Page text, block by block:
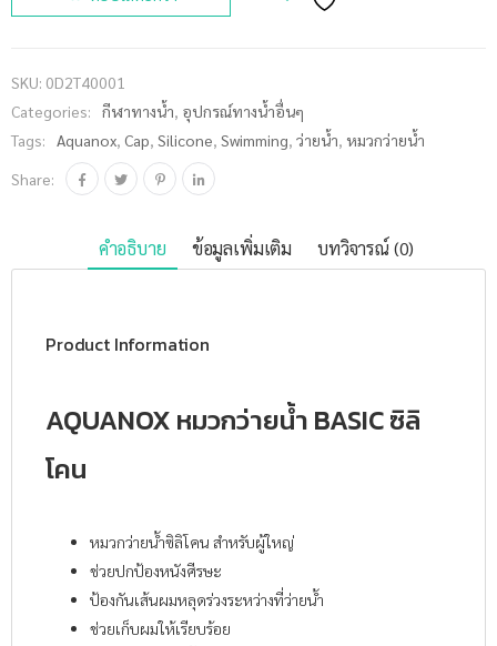
หมวกว่าย
SKU: 0D2T40001
Categories:
กีฬาทางน้ำ, อุปกรณ์ทางน้ำอื่นๆ
Tags:
Aquanox, Cap, Silicone, Swimming, ว่ายน้ำ, หมวกว่ายน้ำ
Share:
คำอธิบาย ข้อมูลเพิ่มเติม บทวิจารณ์ (0)
Product Information
AQUANOX หมวกว่ายน้ำ BASIC ซิลิ
โคน
หมวกว่ายน้ำซิลิโคน สำหรับผู้ใหญ่
ช่วยปกป้องหนังศีรษะ
ป้องกันเส้นผมหลุดร่วงระหว่างที่ว่ายน้ำ
ช่วยเก็บผมให้เรียบร้อย